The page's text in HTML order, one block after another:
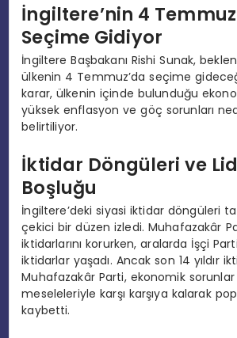
İngiltere’nin 4
Seçime Gidiyor
İngiltere Başbakanı Rishi Sunak,
ülkenin 4 Temmuz’da seçime
karar, ülkenin içinde bulunduğu
yüksek enflasyon ve göç sorunları
belirtiliyor.
İktidar Döngüleri ve
Boşluğu
İngiltere’deki siyasi iktidar döngüleri
çekici bir düzen izledi. Muhafazakâr
iktidarlarını korurken, aralarda İşçi
iktidarlar yaşadı. Ancak son 14 yıldır
Muhafazakâr Parti, ekonomik
meseleleriyle karşı karşıya kalarak
kaybetti.